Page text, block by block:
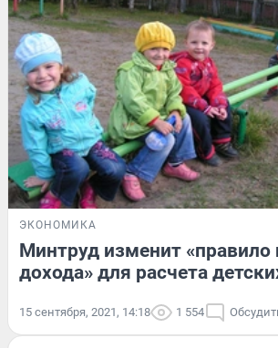
ЭКОНОМИКА
Минтруд изменит «правило
дохода» для расчета
15 сентября, 2021, 14:18 1 554